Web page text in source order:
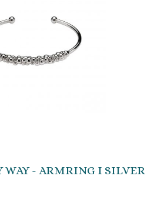
- ARMRING I SILVER